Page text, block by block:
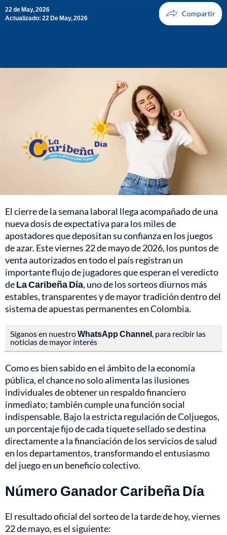
22 de May, 2026
Actualizado: 22 De May, 2026
El cierre de la semana laboral llega acompañado de una
nueva dosis de expectativa para los miles de
apostadores que depositan su confianza en los juegos
de azar. Este viernes 22 de mayo de 2026, los puntos de
venta autorizados en todo el país registran un
importante flujo de jugadores que esperan el veredicto
deLa Caribeña Día, uno de los sorteos diurnos más
estables, transparentes y de mayor tradición dentro del
sistema de apuestas permanentes en Colombia.
Síganos en nuestroWhatsApp Channel, para recibir las
noticias de mayor interés
Como es bien sabido en el ámbito de la economía
pública, el chance no solo alimenta las ilusiones
individuales de obtener un respaldo financiero
inmediato; también cumple una función social
indispensable. Bajo la estricta regulación de Coljuegos,
un porcentaje fijo de cada tiquete sellado se destina
directamente a la financiación de los servicios de salud
en los departamentos, transformando el entusiasmo
del juego en un beneficio colectivo.
Número Ganador Caribeña Día
El resultado oficial del sorteo de la tarde de hoy, viernes
22 de mayo, es el siguiente: